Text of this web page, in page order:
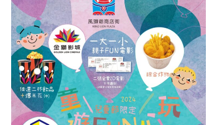
影
城
X
風
的
種
教
《四